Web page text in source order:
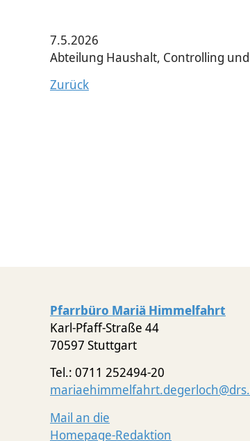
7.5.2026
Abteilung Haushalt, Controlling
Zurück
Pfarrbüro Mariä Himmelfahrt
Karl-Pfaff-Straße 44
70597 Stuttgart
Tel.: 0711 252494-20
Mail an die
Homepage-Redaktion